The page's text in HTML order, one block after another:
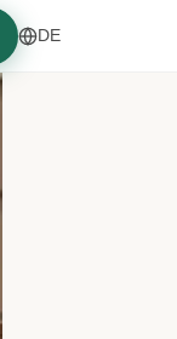
DE